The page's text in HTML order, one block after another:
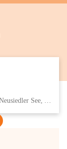
Eisenstädter Straße 18, 7091 Breitenbrunn am Neusiedler See, AUT